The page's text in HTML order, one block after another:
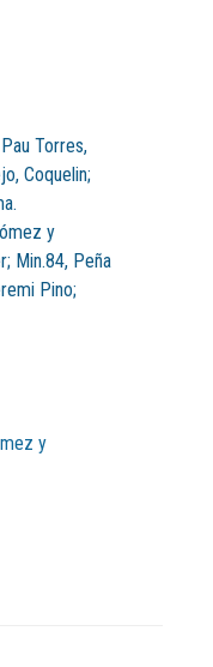
Torres,
Coquelin;
y
Min.84, Peña
Pino;
y